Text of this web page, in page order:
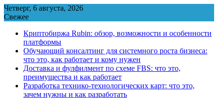
Перейти
к
Четверг, 6 августа, 2026
Свежее
Криптобиржа Rubin: обзор, возможности и особенности
платформы
Обучающий консалтинг для системного роста бизнеса:
что это, как работает и кому нужен
Доставка и фулфилмент по схеме FBS: что это,
преимущества и как работает
Разработка технико-технологических карт: что это,
зачем нужны и как разработать